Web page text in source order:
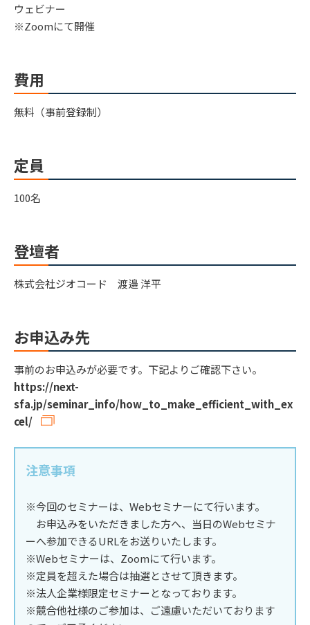
ウェビナー
※Zoomにて開催
費用
無料（事前登録制）
定員
100名
登壇者
株式会社ジオコード 渡邉 洋平
お申込み先
事前のお申込みが必要です。下記よりご確認下さい。
https://next-
sfa.jp/seminar_info/how_to_make_efficient_with_ex
cel/
注意事項
※今回のセミナーは、Webセミナーにて行います。
お申込みをいただきました方へ、当日のWebセミナ
ーへ参加できるURLをお送りいたします。
※Webセミナーは、Zoomにて行います。
※定員を超えた場合は抽選とさせて頂きます。
※法人企業様限定セミナーとなっております。
※競合他社様のご参加は、ご遠慮いただいております